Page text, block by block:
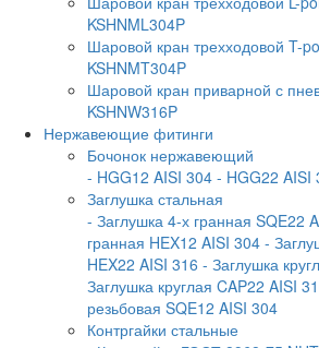
KSHNML304P
Шаровой кран трехходовой T-
KSHNMT304P
Шаровой кран приварной с
KSHNW316P
Нержавеющие фитинги
Бочонок нержавеющий
- HGG12 AISI 304 - HGG22 AISI
Заглушка стальная
- Заглушка 4-х гранная SQE22
гранная HEX12 AISI 304 -
HEX22 AISI 316 - Заглушка
Заглушка круглая CAP22 AISI
резьбовая SQE12 AISI 304
Контргайки стальные